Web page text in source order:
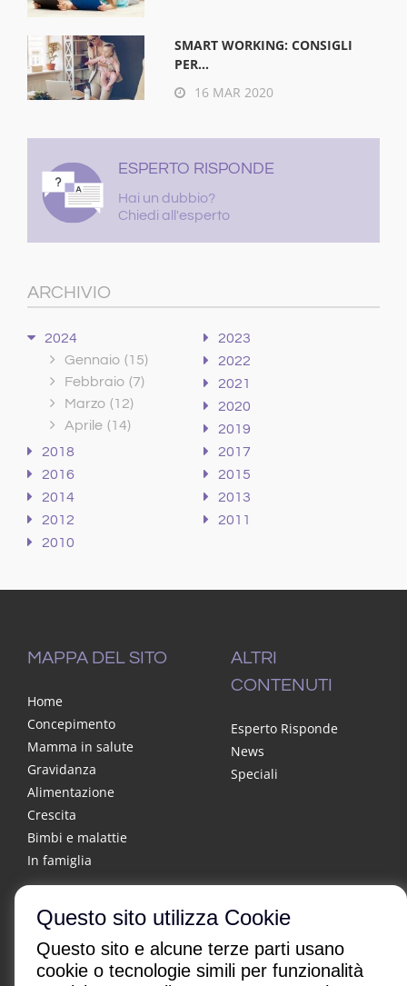
Questo sito utilizza Cookie
Questo sito e alcune terze parti usano
cookie o tecnologie simili per funzionalità
SMART WORKING: CONSIGLI
PER...
16 MAR 2020
ESPERTO RISPONDE
Hai un dubbio?
Chiedi all'esperto
ARCHIVIO
2024
Gennaio (15)
Febbraio (7)
Marzo (12)
Aprile (14)
2023
2022
2021
2020
2019
2018
2017
2016
2015
2014
2013
2012
2011
2010
MAPPA DEL SITO
Home
Concepimento
Mamma in salute
Gravidanza
Alimentazione
Crescita
Bimbi e malattie
In famiglia
ALTRI
CONTENUTI
Esperto Risponde
News
Speciali